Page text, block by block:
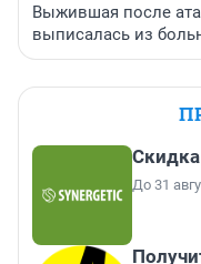
Выжившая после
выписалась из
До 31